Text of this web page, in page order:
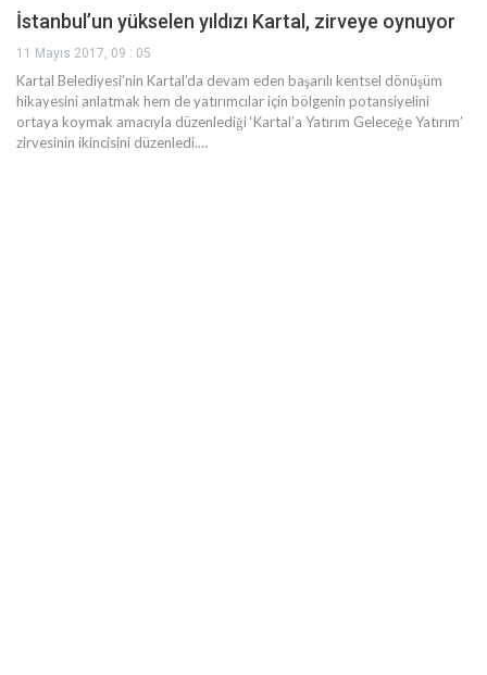
İstanbul’un yükselen yıldızı Kartal, zirveye oynuyor
11 Mayıs 2017, 09 : 05
Kartal Belediyesi’nin Kartal’da devam eden başarılı kentsel dönüşüm
hikayesini anlatmak hem de yatırımcılar için bölgenin potansiyelini
ortaya koymak amacıyla düzenlediği ‘Kartal’a Yatırım Geleceğe Yatırım’
zirvesinin ikincisini düzenledi.…